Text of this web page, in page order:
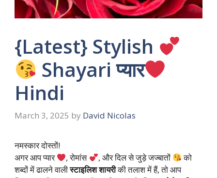
{Latest} Stylish
Shayari प्यार
Hindi
March 3, 2025 by David Nicolas
नमस्कार दोस्तों!
अगर आप प्यार
, रोमांस , और दिल से जुड़े जज्बातों
को
शब्दों में ढालने वालीस्टाइलिश शायरीकी तलाश में हैं, तो आप